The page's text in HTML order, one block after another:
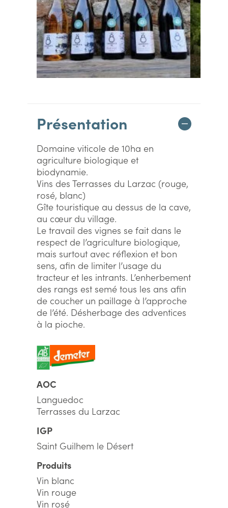
Présentation
Domaine viticole de 10ha en
agriculture biologique et
biodynamie.
Vins des Terrasses du Larzac (rouge,
rosé, blanc)
Gîte touristique au dessus de la cave,
au cœur du village.
Le travail des vignes se fait dans le
respect de l’agriculture biologique,
mais surtout avec réflexion et bon
sens, afin de limiter l’usage du
tracteur et les intrants. L’enherbement
des rangs est semé tous les ans afin
de coucher un paillage à l’approche
de l’été. Désherbage des adventices
à la pioche.
AOC
Languedoc
Terrasses du Larzac
IGP
Saint Guilhem le Désert
Produits
Vin blanc
Vin rouge
Vin rosé